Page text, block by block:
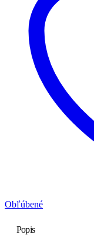
Obľúbené
Popis